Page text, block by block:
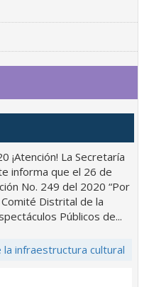
¡Atención! La Secretaría
informa que el 26 de
No. 249 del 2020 “Por
Distrital de la
Públicos de...
infraestructura cultural